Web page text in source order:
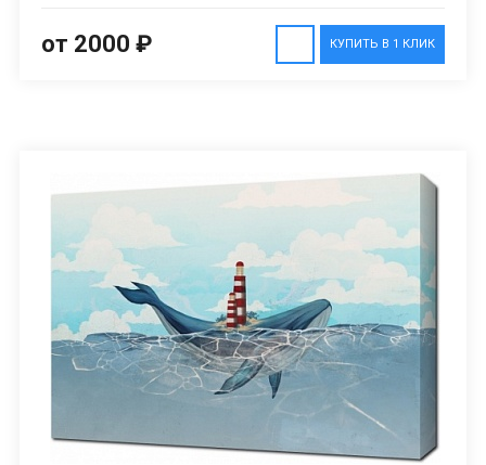
КУПИТЬ В 1 КЛИК
от 2000 ₽